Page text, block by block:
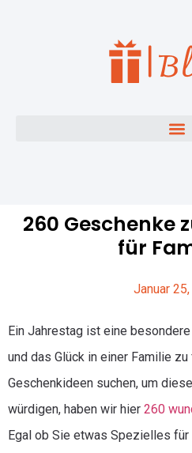
260 Geschenke
für
Januar
Ein Jahrestag ist eine
und das Glück in einer Familie
Geschenkideen suchen, um
würdigen, haben wir hier 260
Egal ob Sie etwas Spezielles